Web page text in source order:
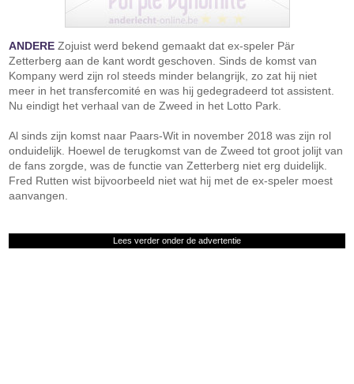
ANDERE Zojuist werd bekend gemaakt dat ex-speler Pär
Zetterberg aan de kant wordt geschoven. Sinds de komst van
Kompany werd zijn rol steeds minder belangrijk, zo zat hij niet
meer in het transfercomité en was hij gedegradeerd tot assistent.
Nu eindigt het verhaal van de Zweed in het Lotto Park.
Al sinds zijn komst naar Paars-Wit in november 2018 was zijn rol
onduidelijk. Hoewel de terugkomst van de Zweed tot groot jolijt van
de fans zorgde, was de functie van Zetterberg niet erg duidelijk.
Fred Rutten wist bijvoorbeeld niet wat hij met de ex-speler moest
aanvangen.
Lees verder onder de advertentie